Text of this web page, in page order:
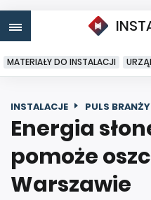
MATERIAŁY DO INSTALACJI
INSTALACJE PULS BRANŻY
Energia
pomoże
Warszawie